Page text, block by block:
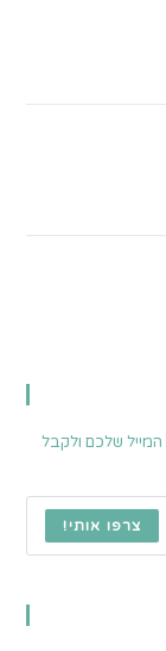
שלכם ולקבל
צרפו אותי!